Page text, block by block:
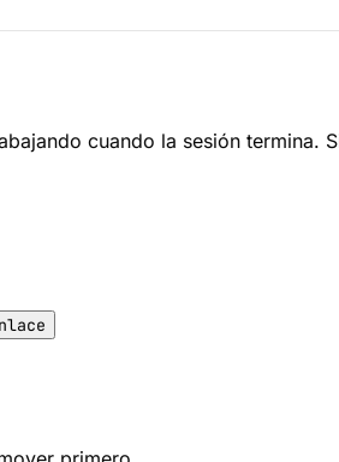
cuando la sesión termina.